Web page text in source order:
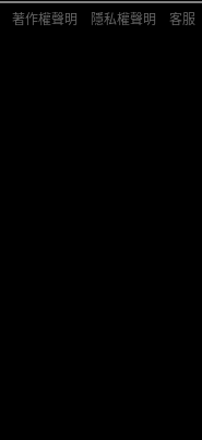
著作權聲明 隱私權聲明 客服